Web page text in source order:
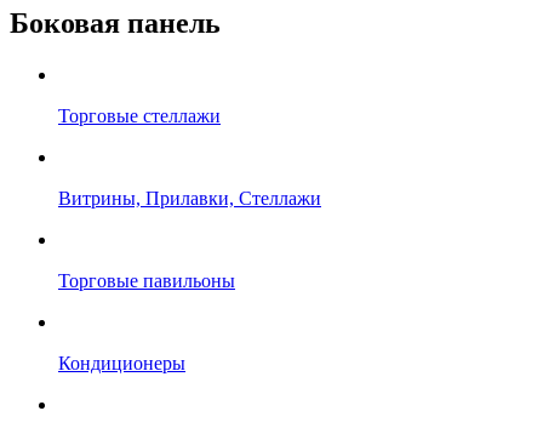
Боковая панель
Торговые стеллажи
Витрины, Прилавки, Стеллажи
Торговые павильоны
Кондиционеры